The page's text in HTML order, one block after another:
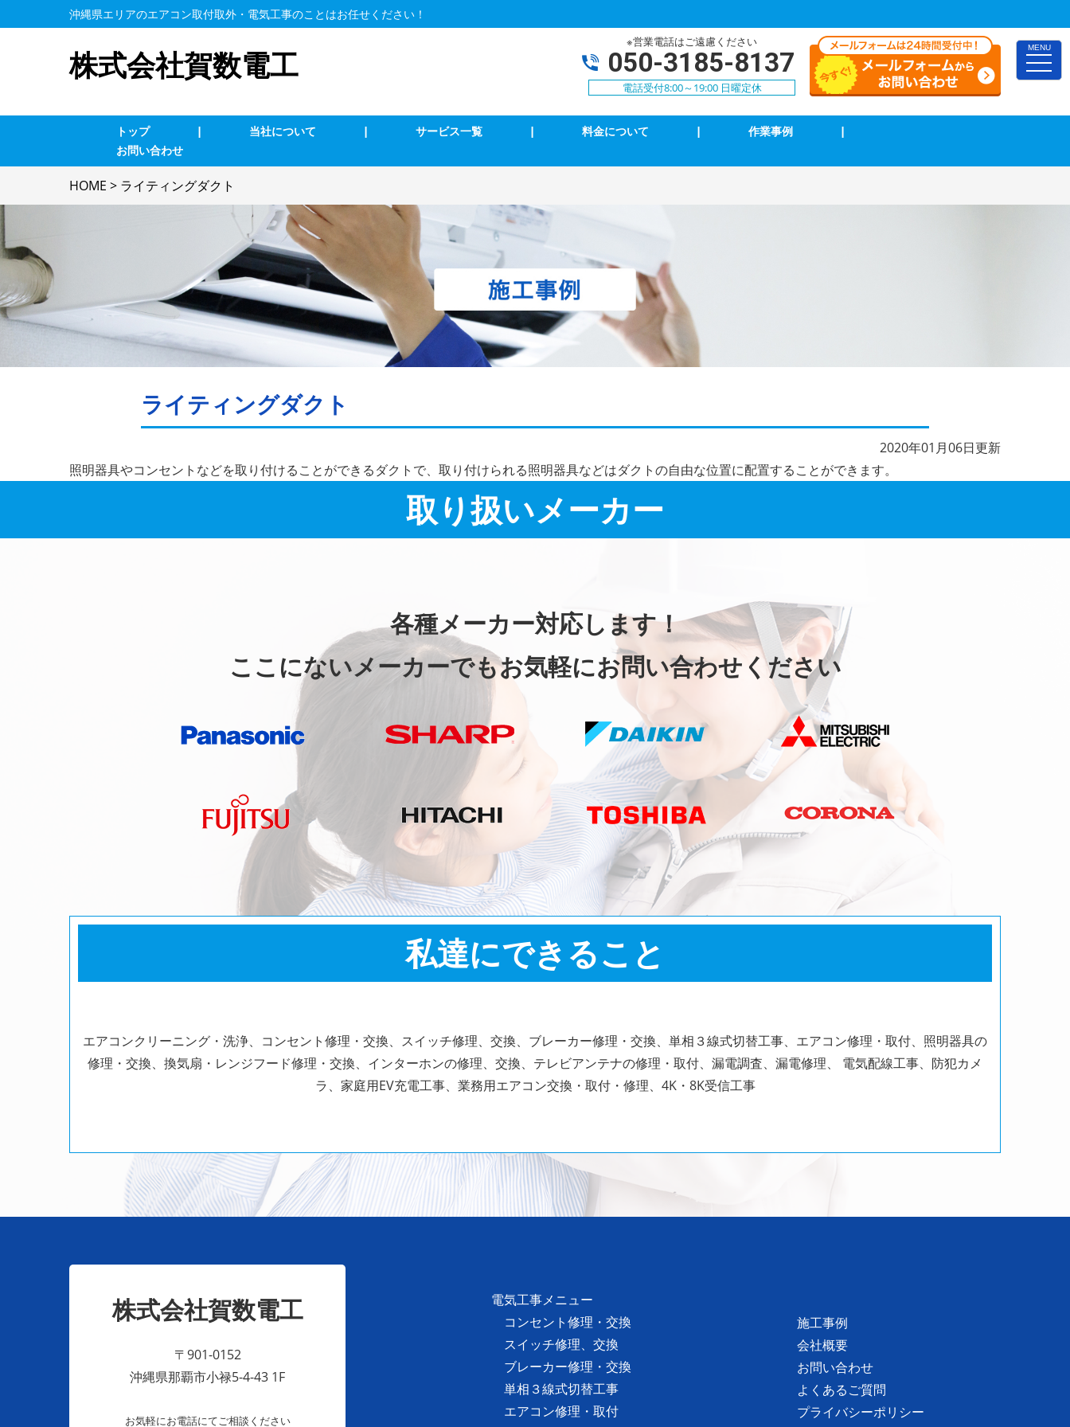
MENU
toggle
沖縄県エリアのエアコン取付取外・電気工事のことはお任せください！
株式会社賀数電工
※営業電話はご遠慮ください
050-3185-8137
電話受付8:00～19:00 日曜定休
トップ | 当社について | サービス一覧
業務用エアコン交換・取付・修理 エアコンクリーニング エアコン修理・取付
TVアンテナ修理・取付
インターホン修理・取付
ブレーカー修理・取付
単相３線式切替工事 換気扇等修理・取付
防犯カメラ
| 料金について | 作業事例
|
お問い合わせ
HOME > ライティングダクト
ライティングダクト
2020年01月06日更新
照明器具やコンセントなどを取り付けることができるダクトで、取り付けられる照明器具などはダクトの自由な位置に配置することができます。
取り扱いメーカー
各種メーカー対応します！
ここにないメーカーでもお気軽にお問い合わせください
私達にできること
エアコンクリーニング・洗浄、コンセント修理・交換、スイッチ修理、交換、ブレーカー修理・交換、単相３線式切替工事、エアコン修理・取付、照明器具の
修理・交換、換気扇・レンジフード修理・交換、インターホンの修理、交換、テレビアンテナの修理・取付、漏電調査、漏電修理、 電気配線工事、防犯カメ
ラ、家庭用EV充電工事、業務用エアコン交換・取付・修理、4K・8K受信工事
株式会社賀数電工
〒901-0152
沖縄県那覇市小禄5-4-43 1F
お気軽にお電話にてご相談ください
電気工事メニュー
コンセント修理・交換
スイッチ修理、交換
ブレーカー修理・交換
単相３線式切替工事
エアコン修理・取付
施工事例
会社概要
お問い合わせ
よくあるご質問
プライバシーポリシー